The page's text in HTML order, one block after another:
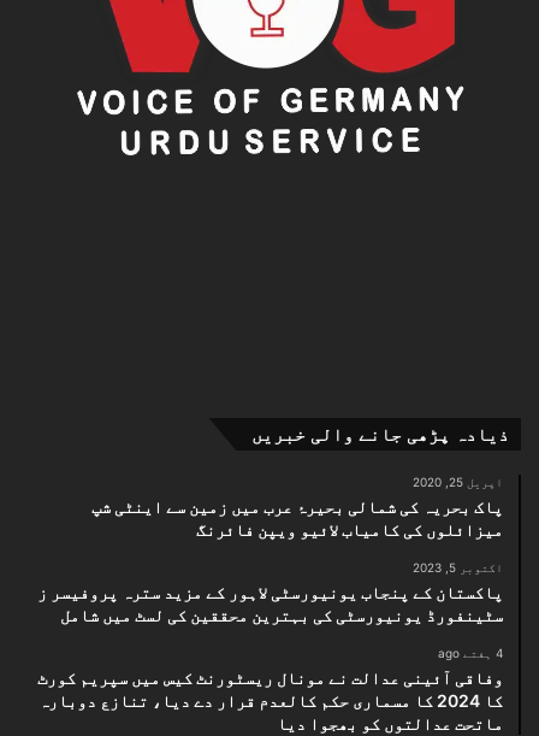
ذیادہ پڑھی جانے والی خبریں
اپریل 25, 2020
پاک بحریہ کی شمالی بحیرۂ عرب میں زمین سے اینٹی شپ
میزائلوں کی کامیاب لائیو ویپن فائرنگ
اکتوبر 5, 2023
پاکستان کے پنجاب یونیورسٹی لاہور کے مزید سترہ پروفیسر ز
سٹینفورڈ یونیورسٹی کی بہترین محققین کی لسٹ میں شامل
4 ہفتے ago
وفاقی آئینی عدالت نے مونال ریسٹورنٹ کیس میں سپریم کورٹ
کا 2024 کا مسماری حکم کالعدم قرار دے دیا، تنازع دوبارہ
ماتحت عدالتوں کو بھجوا دیا